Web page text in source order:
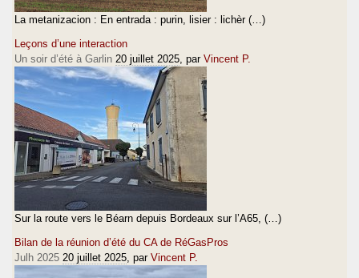
La metanizacion : En entrada : purin, lisier : lichèr (…)
Leçons d’une interaction
Un soir d’été à Garlin 20 juillet 2025 , par Vincent P.
Sur la route vers le Béarn depuis Bordeaux sur l’A65, (…)
Bilan de la réunion d’été du CA de RéGasPros
Julh 2025 20 juillet 2025 , par Vincent P.